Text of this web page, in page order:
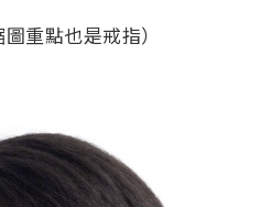
重點也是戒指）